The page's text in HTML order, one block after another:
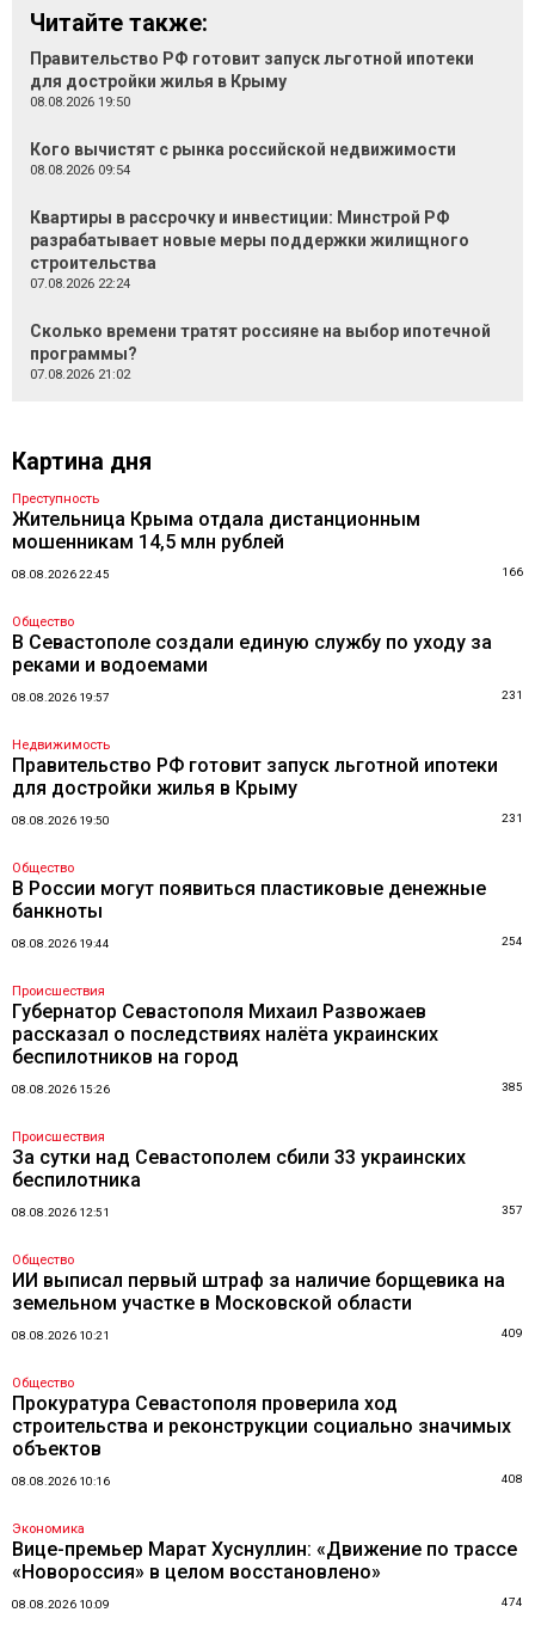
Читайте также:
Правительство РФ готовит запуск льготной ипотеки
для достройки жилья в Крыму
08.08.2026 19:50
Кого вычистят с рынка российской недвижимости
08.08.2026 09:54
Квартиры в рассрочку и инвестиции: Минстрой РФ
разрабатывает новые меры поддержки жилищного
строительства
07.08.2026 22:24
Сколько времени тратят россияне на выбор ипотечной
программы?
07.08.2026 21:02
Картина дня
Преступность
Жительница Крыма отдала дистанционным
мошенникам 14,5 млн рублей
08.08.2026 22:45 166
Общество
В Севастополе создали единую службу по уходу за
реками и водоемами
08.08.2026 19:57 231
Недвижимость
Правительство РФ готовит запуск льготной ипотеки
для достройки жилья в Крыму
08.08.2026 19:50 231
Общество
В России могут появиться пластиковые денежные
банкноты
08.08.2026 19:44 254
Происшествия
Губернатор Севастополя Михаил Развожаев
рассказал о последствиях налёта украинских
беспилотников на город
08.08.2026 15:26 385
Происшествия
За сутки над Севастополем сбили 33 украинских
беспилотника
08.08.2026 12:51 357
Общество
ИИ выписал первый штраф за наличие борщевика на
земельном участке в Московской области
08.08.2026 10:21 409
Общество
Прокуратура Севастополя проверила ход
строительства и реконструкции социально значимых
объектов
08.08.2026 10:16 408
Экономика
Вице-премьер Марат Хуснуллин: «Движение по трассе
«Новороссия» в целом восстановлено»
08.08.2026 10:09 474